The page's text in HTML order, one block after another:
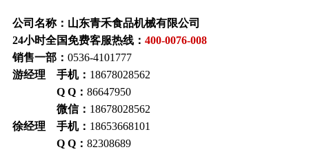
公司名称：山东青禾食品机械有限公司
24小时全国免费客服热线： 400-0076-008
销售一部： 0536-4101777
游经理 手机： 18678028562
Q Q： 86647950
微信： 18678028562
徐经理 手机： 18653668101
Q Q： 82308689